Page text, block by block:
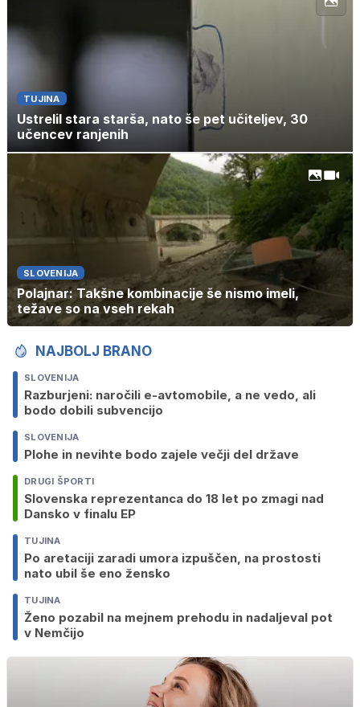
TUJINA
Ustrelil stara starša, nato še pet učiteljev, 30
učencev ranjenih
SLOVENIJA
Polajnar: Takšne kombinacije še nismo imeli,
težave so na vseh rekah
NAJBOLJ BRANO
SLOVENIJA
Razburjeni: naročili e-avtomobile, a ne vedo, ali
bodo dobili subvencijo
SLOVENIJA
Plohe in nevihte bodo zajele večji del države
DRUGI ŠPORTI
Slovenska reprezentanca do 18 let po zmagi nad
Dansko v finalu EP
TUJINA
Po aretaciji zaradi umora izpuščen, na prostosti
nato ubil še eno žensko
TUJINA
Ženo pozabil na mejnem prehodu in nadaljeval pot
v Nemčijo